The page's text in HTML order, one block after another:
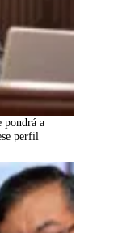
pondrá a
perfil